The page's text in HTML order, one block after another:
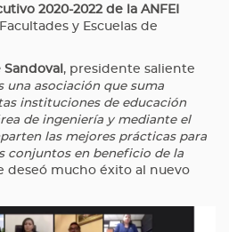
2020-2022 de la ANFEI
y Escuelas de
, presidente saliente
una asociación que suma
instituciones de educación
de ingeniería y mediante el
las mejores prácticas para
conjuntos en beneficio de la
deseó mucho éxito al nuevo